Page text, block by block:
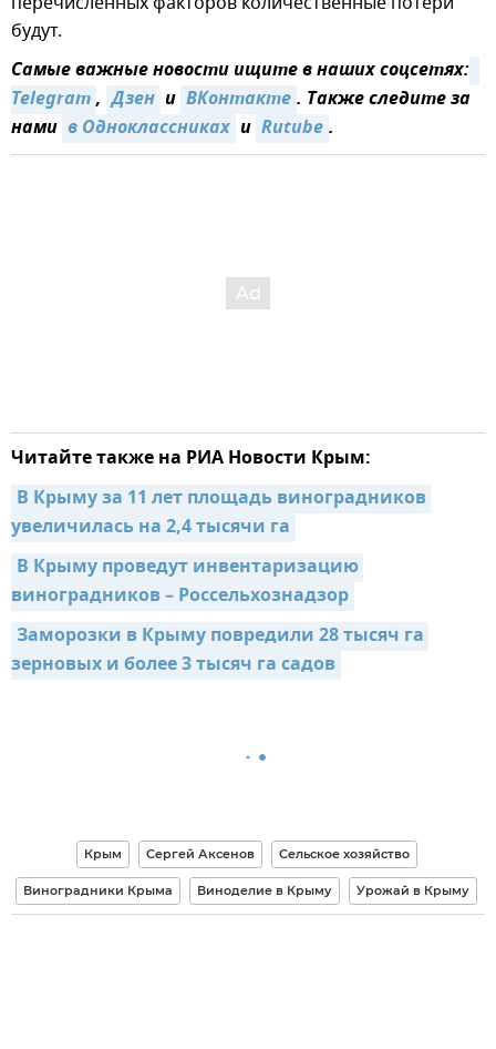
будут.
Самые важные новости ищите в наших соцсетях:
Telegram, Дзен и ВКонтакте. Также следите за
нами в Одноклассниках и Rutube.
Читайте также на РИА Новости Крым:
В Крыму за 11 лет площадь виноградников
увеличилась на 2,4 тысячи га
В Крыму проведут инвентаризацию
виноградников – Россельхознадзор
Заморозки в Крыму повредили 28 тысяч га
зерновых и более 3 тысяч га садов
Крым Сергей Аксенов Сельское хозяйство
Виноградники Крыма Виноделие в Крыму Урожай в Крыму